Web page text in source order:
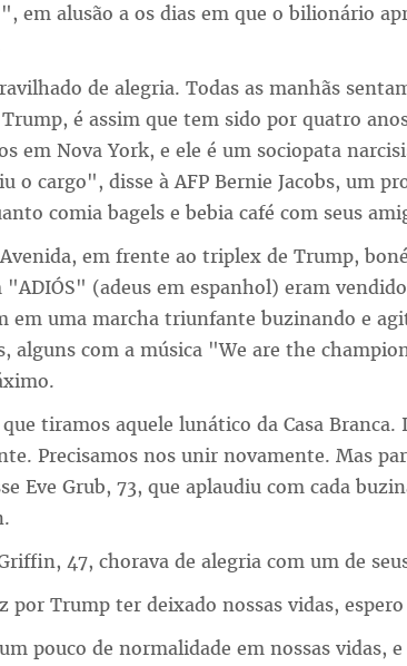
em alusão a os dias em que o bilionário
de alegria. Todas as manhãs
é assim que tem sido por quatro
em Nova York, e ele é um sociopata
o cargo", disse à AFP Bernie Jacobs, um
comia bagels e bebia café com seus
em frente ao triplex de Trump,
(adeus em espanhol) eram
em uma marcha triunfante buzinando e
alguns com a música "We are the
tiramos aquele lunático da Casa Branca.
Precisamos nos unir novamente. Mas
Eve Grub, 73, que aplaudiu com cada
47, chorava de alegria com um de
por Trump ter deixado nossas vidas,
pouco de normalidade em nossas vidas,